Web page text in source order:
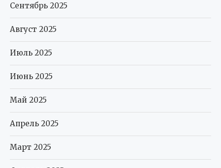
Сентябрь 2025
Август 2025
Июль 2025
Июнь 2025
Май 2025
Апрель 2025
Март 2025